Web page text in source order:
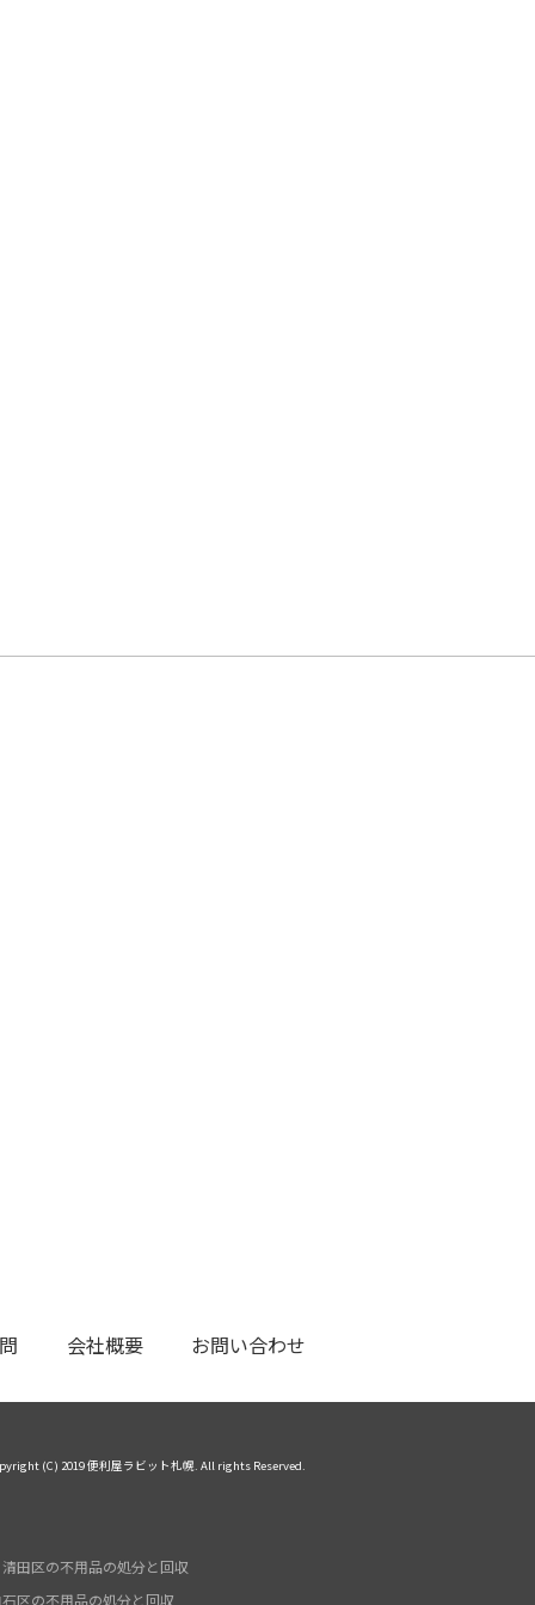
会社概要 お問い合わせ
(C) 2019 便利屋ラビット札幌. All rights Reserved.
清田区の不用品の処分と回収
区の不用品の処分と回収